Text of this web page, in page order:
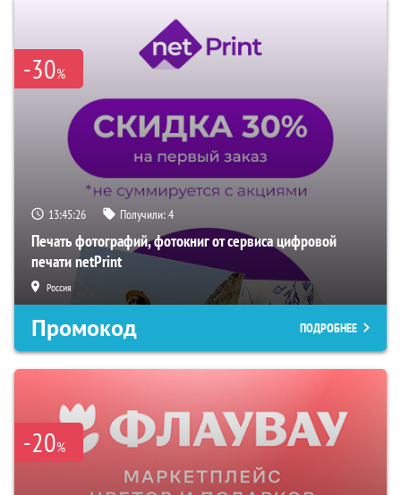
-30%
13:45:25 Получили:4
Печать фотографий, фотокниг от сервиса цифровой
печати netPrint
Россия
Промокод ПОДРОБНЕЕ
-20%